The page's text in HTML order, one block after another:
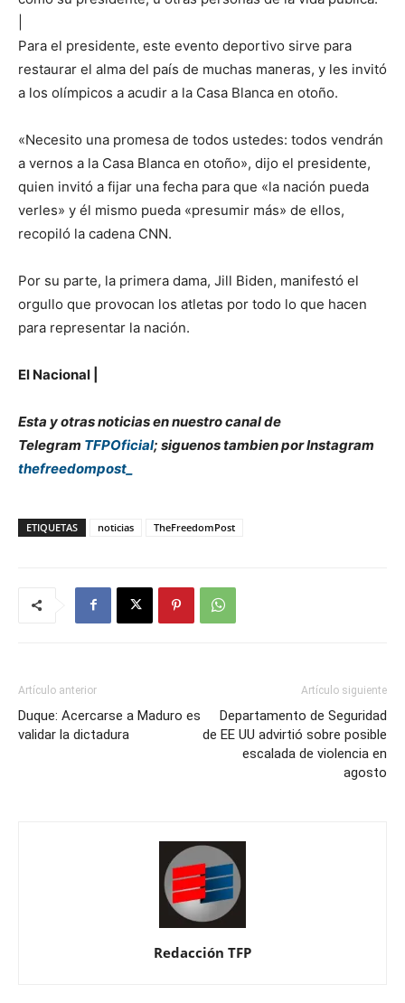
Para el presidente, este evento deportivo sirve para
restaurar el alma del país de muchas maneras, y les invitó
a los olímpicos a acudir a la Casa Blanca en otoño.
«Necesito una promesa de todos ustedes: todos vendrán
a vernos a la Casa Blanca en otoño», dijo el presidente,
quien invitó a fijar una fecha para que «la nación pueda
verles» y él mismo pueda «presumir más» de ellos,
recopiló la cadena CNN.
Por su parte, la primera dama, Jill Biden, manifestó el
orgullo que provocan los atletas por todo lo que hacen
para representar la nación.
El Nacional |
Esta y otras noticias en nuestro canal de
Telegram TFPOficial; siguenos tambien por Instagram
thefreedompost_
ETIQUETAS noticias TheFreedomPost
Artículo anterior
Duque: Acercarse a Maduro es
validar la dictadura
Artículo siguiente
Departamento de Seguridad
de EE UU advirtió sobre posible
escalada de violencia en
agosto
Redacción TFP